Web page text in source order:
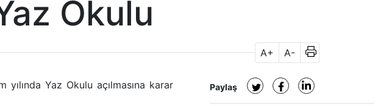
Okulu
A+ A-
Yaz Okulu açılmasına karar
Paylaş